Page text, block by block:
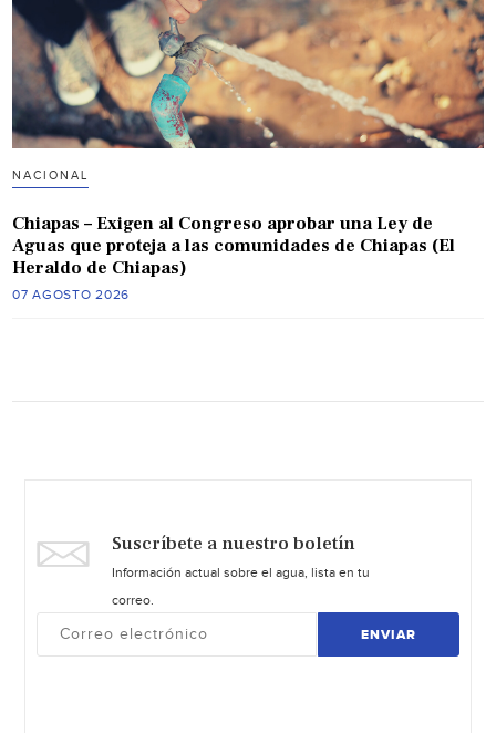
NACIONAL
Chiapas – Exigen al Congreso aprobar una Ley de
Aguas que proteja a las comunidades de Chiapas (El
Heraldo de Chiapas)
07 AGOSTO 2026
Suscríbete a nuestro boletín
Información actual sobre el agua, lista en tu
correo.
ENVIAR